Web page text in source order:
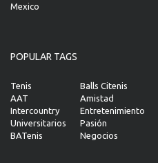
Mexico
POPULAR TAGS
Tenis
AAT
Intercountry
Universitarios
BATenis
Balls Citenis
Amistad
Entretenimiento
Pasión
Negocios